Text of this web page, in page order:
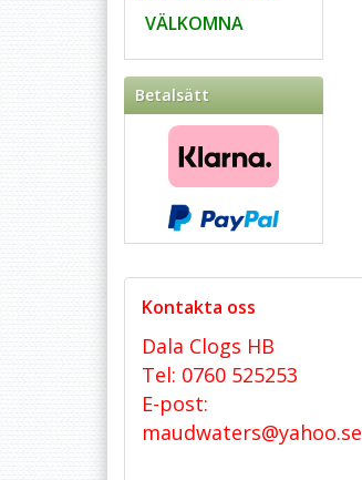
VÄLKOMNA
Betalsätt
Kontakta oss
Dala Clogs HB
Tel: 0760 525253
E-post:
maudwaters@yahoo.se